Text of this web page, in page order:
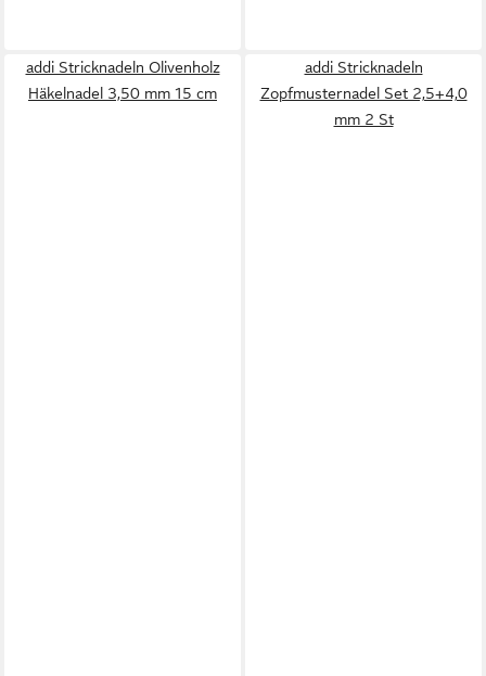
addi Stricknadeln Olivenholz
Häkelnadel 3,50 mm 15 cm
addi Stricknadeln
Zopfmusternadel Set 2,5+4,0
mm 2 St